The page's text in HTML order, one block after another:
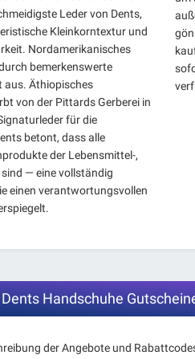
Leder von Dents,
Kleinkorntextur und
Nordamerikanisches
bemerkenswerte
aus. Äthiopisches
von der Pittards Gerberei in
für die
betont, dass alle
der Lebensmittel-,
— eine vollständig
einen verantwortungsvollen
Handschuhe
der Angebote und